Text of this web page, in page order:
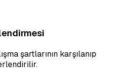
şartlarının karşılanıp